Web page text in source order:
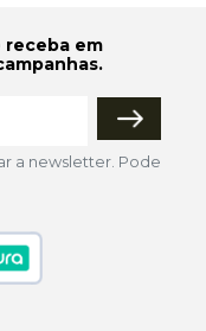
receba em
a newsletter. Pode